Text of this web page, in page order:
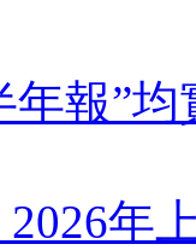
年報”
年